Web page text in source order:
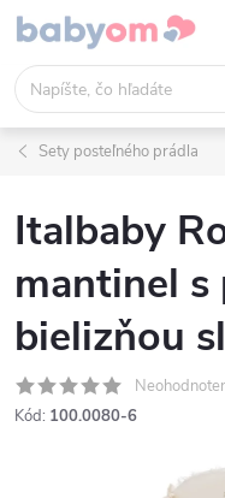
Prejsť
obsah
Sety posteľného prádla
Italbaby
mantinel s
bielizňou
Kód: 100.0080-6